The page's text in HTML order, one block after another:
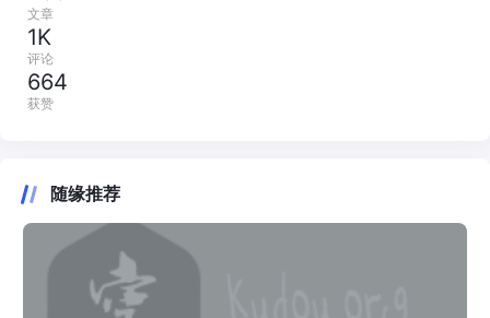
文章
1K
评论
664
获赞
随缘推荐